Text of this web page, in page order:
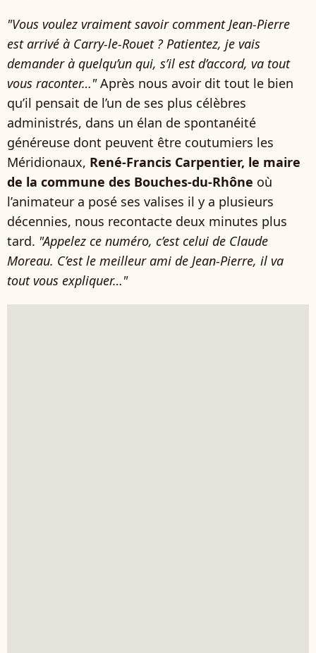
"Vous voulez vraiment savoir comment Jean-Pierre
est arrivé à Carry-le-Rouet ? Patientez, je vais
demander à quelqu’un qui, s’il est d’accord, va tout
vous raconter…"Après nous avoir dit tout le bien
qu’il pensait de l’un de ses plus célèbres
administrés, dans un élan de spontanéité
généreuse dont peuvent être coutumiers les
Méridionaux, René-Francis Carpentier, le maire
de la commune des Bouches-du-Rhône où
l’animateur a posé ses valises il y a plusieurs
décennies, nous recontacte deux minutes plus
tard. "Appelez ce numéro, c’est celui de Claude
Moreau. C’est le meilleur ami de Jean-Pierre, il va
tout vous expliquer…"